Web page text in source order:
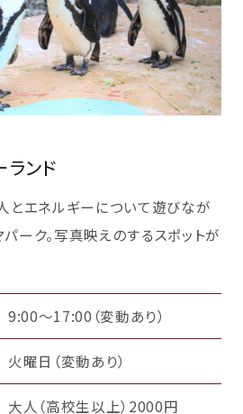
ンド
とエネルギーについて遊びなが
ーク。写真映えのするスポットが
9:00～17:00（変動あり）
火曜日（変動あり）
大人（高校生以上）2000円